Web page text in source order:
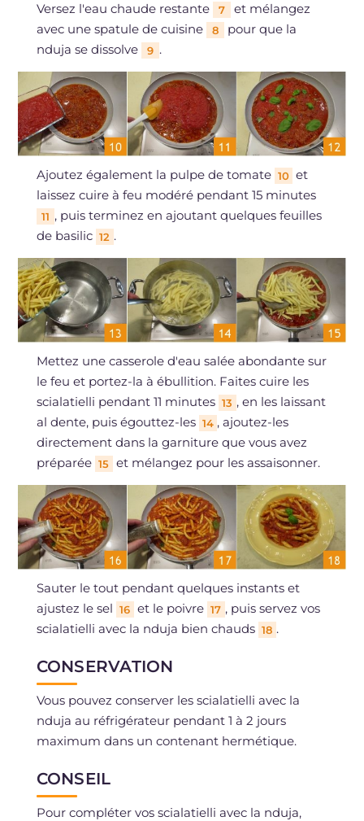
Versez l'eau chaude restante 7
et mélangez
avec une spatule de cuisine
8
pour que la
nduja se dissolve
9 .
Ajoutez également la pulpe de tomate 10 et
laissez cuire à feu modéré pendant 15 minutes
11 , puis terminez en ajoutant quelques feuilles
de basilic 12 .
Mettez une casserole d'eau salée abondante sur
le feu et portez-la à ébullition. Faites cuire les
scialatielli pendant 11 minutes 13 , en les laissant
al dente, puis égouttez-les 14 , ajoutez-les
directement dans la garniture que vous avez
préparée 15 et mélangez pour les assaisonner.
Sauter le tout pendant quelques instants et
ajustez le sel 16 et le poivre 17 , puis servez vos
scialatielli avec la nduja bien chauds 18 .
CONSERVATION
Vous pouvez conserver les scialatielli avec la
nduja au réfrigérateur pendant 1 à 2 jours
maximum dans un contenant hermétique.
CONSEIL
Pour compléter vos scialatielli avec la nduja,